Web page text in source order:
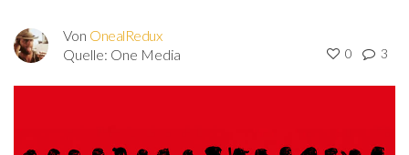
Von OnealRedux
Quelle: One Media 0 3